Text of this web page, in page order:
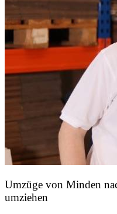
Umzüge von Minden
umziehen